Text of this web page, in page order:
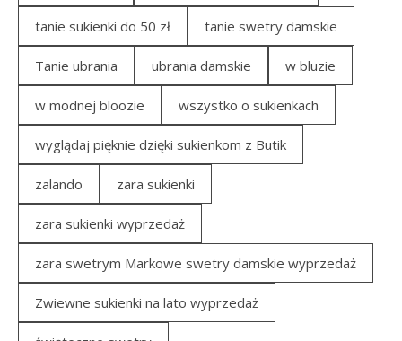
tanie sukienki do 50 zł tanie swetry damskie
Tanie ubrania ubrania damskie w bluzie
w modnej bloozie wszystko o sukienkach
wyglądaj pięknie dzięki sukienkom z Butik
zalando zara sukienki
zara sukienki wyprzedaż
zara swetrym Markowe swetry damskie wyprzedaż
Zwiewne sukienki na lato wyprzedaż